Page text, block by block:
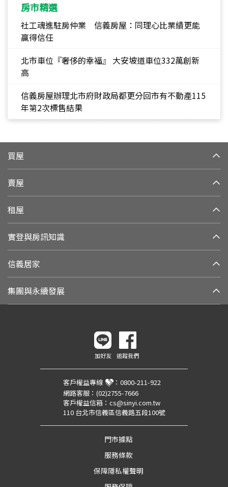
房市精選
社工魂進駐房仲業 信義房屋：同理心比業績更能
贏得信任
北市車位『奢侈的幸福』 大安坡道車位332萬創新
高
信義房屋辦理北市府財政局都更分回市有不動產115
年第2次標售結果
買屋
賣屋
租屋
實登與房訊知識
信義居家
集團與永續發展
加好友 追蹤我們
客戶權益專線 ： 0800-211-922
網路客服： (02)2755-7666
客戶權益信箱： cs@sinyi.com.tw
110 台北市信義區信義路五段100號
門市據點
服務條款
保障隱私權聲明